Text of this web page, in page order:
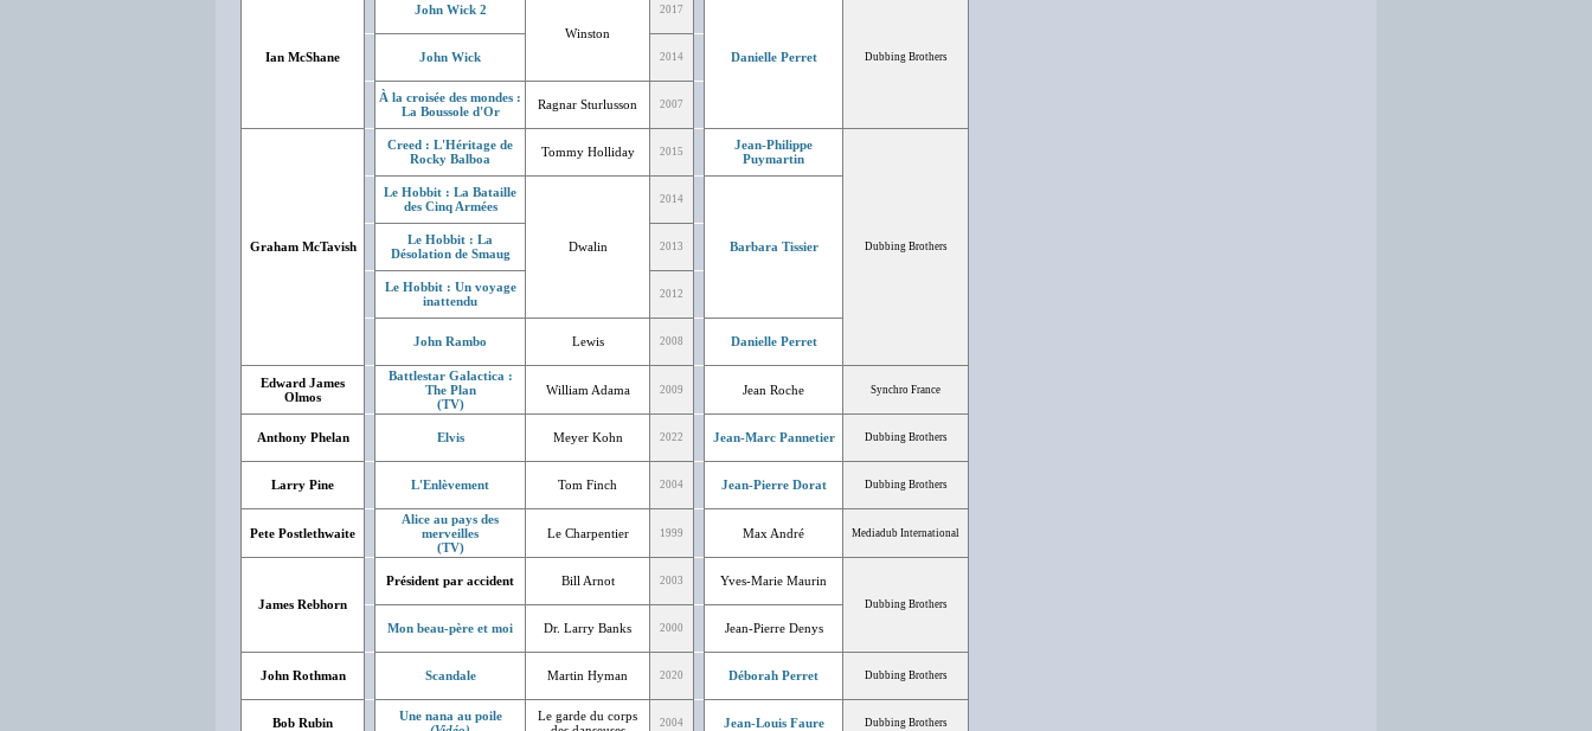
Ian McShane
John Wick 2
Winston
2017
Danielle Perret Dubbing Brothers
John Wick 2014
À la croisée des mondes :
La Boussole d'Or
Ragnar Sturlusson 2007
Graham McTavish
Creed : L'Héritage de
Rocky Balboa
Tommy Holliday 2015
Jean-Philippe
Puymartin
Dubbing Brothers
Le Hobbit : La Bataille
des Cinq Armées
Dwalin
2014
Barbara Tissier
Le Hobbit : La
Désolation de Smaug
2013
Le Hobbit : Un voyage
inattendu
2012
John Rambo Lewis 2008 Danielle Perret
Edward James
Olmos
Battlestar Galactica :
The Plan
(TV)
William Adama 2009 Jean Roche Synchro France
Anthony Phelan Elvis Meyer Kohn 2022 Jean-Marc Pannetier Dubbing Brothers
Larry Pine L'Enlèvement Tom Finch 2004 Jean-Pierre Dorat Dubbing Brothers
Pete Postlethwaite
Alice au pays des
merveilles
(TV)
Le Charpentier 1999 Max André Mediadub International
James Rebhorn
Président par accident Bill Arnot 2003 Yves-Marie Maurin
Dubbing Brothers
Mon beau-père et moi Dr. Larry Banks 2000 Jean-Pierre Denys
John Rothman Scandale Martin Hyman 2020 Déborah Perret Dubbing Brothers
Bob Rubin
Une nana au poile
Le garde du corps
2004 Jean-Louis Faure Dubbing Brothers